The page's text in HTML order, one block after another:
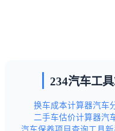
234汽车工
换车成本计算器汽车
二手车估价计算器汽